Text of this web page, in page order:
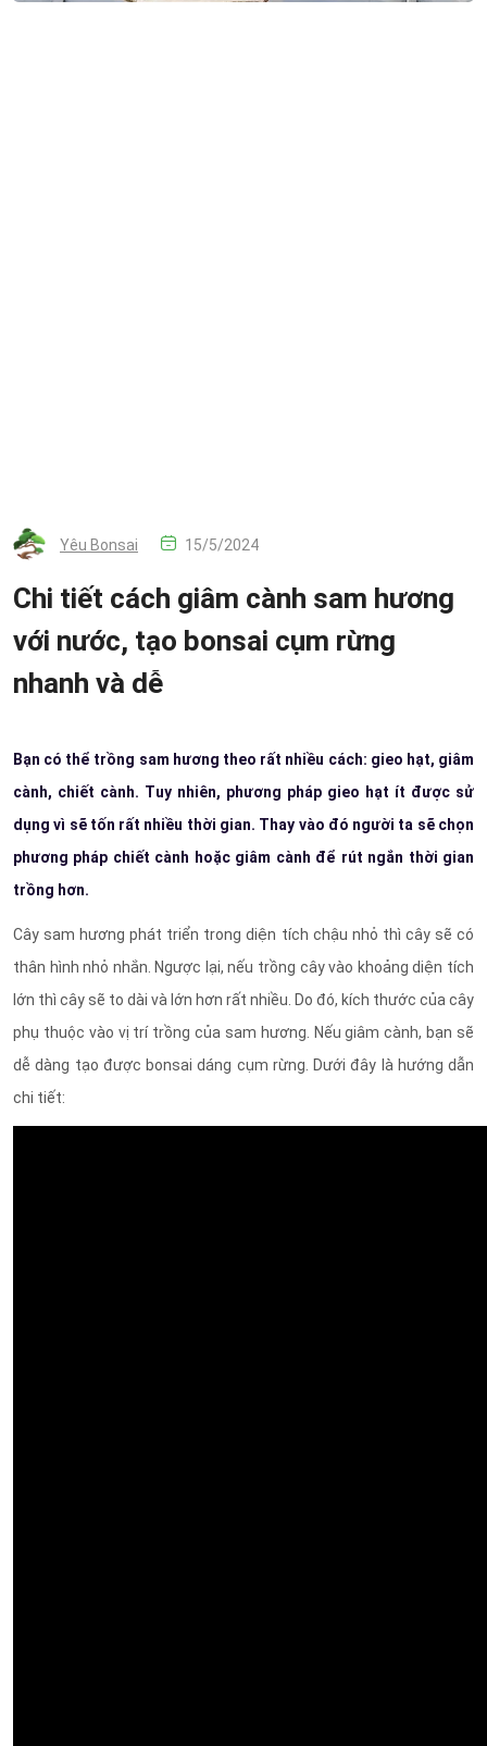
Yêu Bonsai 15/5/2024
Chi tiết cách giâm cành sam hương
với nước, tạo bonsai cụm rừng
nhanh và dễ
Bạn có thể trồng sam hương theo rất nhiều cách: gieo hạt, giâm
cành, chiết cành. Tuy nhiên, phương pháp gieo hạt ít được sử
dụng vì sẽ tốn rất nhiều thời gian. Thay vào đó người ta sẽ chọn
phương pháp chiết cành hoặc giâm cành để rút ngắn thời gian
trồng hơn.
Cây sam hương phát triển trong diện tích chậu nhỏ thì cây sẽ có
thân hình nhỏ nhắn. Ngược lại, nếu trồng cây vào khoảng diện tích
lớn thì cây sẽ to dài và lớn hơn rất nhiều. Do đó, kích thước của cây
phụ thuộc vào vị trí trồng của sam hương. Nếu giâm cành, bạn sẽ
dễ dàng tạo được bonsai dáng cụm rừng. Dưới đây là hướng dẫn
chi tiết: